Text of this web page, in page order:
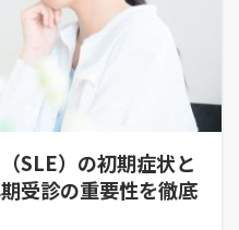
SLE）の初期症状と
受診の重要性を徹底